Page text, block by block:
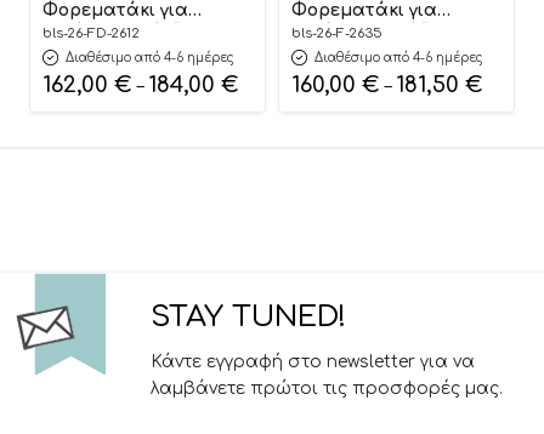
Φορεματάκι για
Κορίτσι Σομόν “Blush
Feather Elegance”
ΦΔ-2612, Lollipop
bls-26-FD-2612
Διαθέσιμο από 4-6 ημέρες
162,00 € – 184,00 €
Φορεματάκι για
Κορίτσι Λευκό “Pure
Floral Elegance”
Φ-2635, Lollipop
bls-26-F-2635
Διαθέσιμο από 4-6 ημέρες
160,00 € – 181,50 €
STAY TUNED!
Κάντε εγγραφή στο newsletter για να
λαμβάνετε πρώτοι τις προσφορές μας.